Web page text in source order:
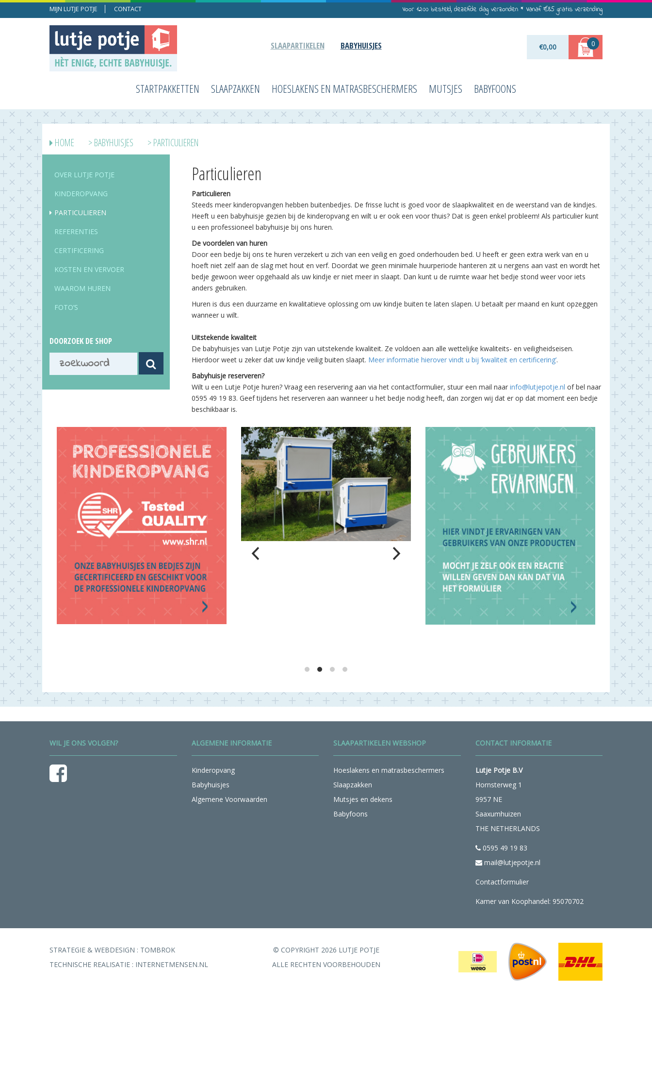
MIJN LUTJE POTJE CONTACT Voor 12:00 besteld, dezelfde dag verzonden * Vanaf €85 gratis verzending
SLAAPARTIKELEN BABYHUISJES €0,00 0
STARTPAKKETTEN SLAAPZAKKEN HOESLAKENS EN MATRASBESCHERMERS MUTSJES BABYFOONS
Winkelwagen
Slaapartikelen
Startpakketten
Babyhuisjes
Over Lutje Potje
Kinderopvang
Referenties
Certificering
Kosten en vervoer
Foto’s
0595 49 19 83
mail@lutjepotje.nl
HOME >BABYHUISJES > PARTICULIEREN
OVER LUTJE POTJE
KINDEROPVANG
PARTICULIEREN
REFERENTIES
CERTIFICERING
KOSTEN EN VERVOER
WAAROM HUREN
FOTO’S
DOORZOEK DE SHOP
Particulieren
Particulieren
Steeds meer kinderopvangen hebben buitenbedjes. De frisse lucht is goed voor de slaapkwaliteit en de weerstand van de kindjes.
Heeft u een babyhuisje gezien bij de kinderopvang en wilt u er ook een voor thuis? Dat is geen enkel probleem! Als particulier kunt
u een professioneel babyhuisje bij ons huren.
De voordelen van huren
Door een bedje bij ons te huren verzekert u zich van een veilig en goed onderhouden bed. U heeft er geen extra werk van en u
hoeft niet zelf aan de slag met hout en verf. Doordat we geen minimale huurperiode hanteren zit u nergens aan vast en wordt het
bedje gewoon weer opgehaald als uw kindje er niet meer in slaapt. Dan kunt u de ruimte waar het bedje stond weer voor iets
anders gebruiken.
Huren is dus een duurzame en kwalitatieve oplossing om uw kindje buiten te laten slapen. U betaalt per maand en kunt opzeggen
wanneer u wilt.
Uitstekende kwaliteit
De babyhuisjes van Lutje Potje zijn van uitstekende kwaliteit. Ze voldoen aan alle wettelijke kwaliteits- en veiligheidseisen.
Hierdoor weet u zeker dat uw kindje veilig buiten slaapt. Meer informatie hierover vindt u bij ‘kwaliteit en certificering’.
Babyhuisje reserveren?
Wilt u een Lutje Potje huren? Vraag een reservering aan via het contactformulier, stuur een mail naar info@lutjepotje.nl of bel naar
0595 49 19 83. Geef tijdens het reserveren aan wanneer u het bedje nodig heeft, dan zorgen wij dat er op dat moment een bedje
beschikbaar is.
WIL JE ONS VOLGEN? ALGEMENE INFORMATIE
Kinderopvang
Babyhuisjes
Algemene Voorwaarden
SLAAPARTIKELEN WEBSHOP
Hoeslakens en matrasbeschermers
Slaapzakken
Mutsjes en dekens
Babyfoons
CONTACT INFORMATIE
Lutje Potje B.V
Hornsterweg 1
9957 NE
Saaxumhuizen
THE NETHERLANDS
0595 49 19 83
mail@lutjepotje.nl
Contactformulier
Kamer van Koophandel: 95070702
STRATEGIE & WEBDESIGN : TOMBROK
TECHNISCHE REALISATIE : INTERNETMENSEN.NL
© COPYRIGHT 2026 LUTJE POTJE
ALLE RECHTEN VOORBEHOUDEN